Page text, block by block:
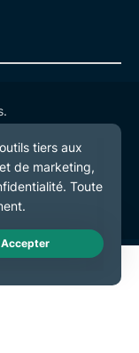
Live Chat